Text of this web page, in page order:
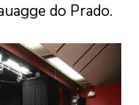
do Prado.